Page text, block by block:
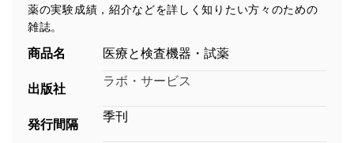
薬の実験成績，紹介などを詳しく知りたい方々のための
雑誌。
商品名 医療と検査機器・試薬
出版社
ラボ・サービス
発行間隔
季刊